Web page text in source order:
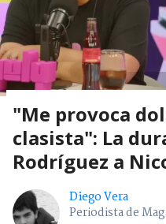
"Me provoca
clasista": La
Rodríguez a
Diego Vera
Periodista de